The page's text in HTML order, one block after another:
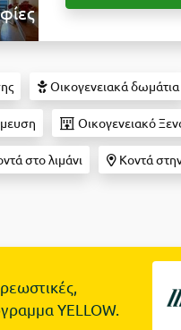
Οικογενειακά δωμάτια
Οικογενειακό
στο λιμάνι Κοντά
YELLOW.